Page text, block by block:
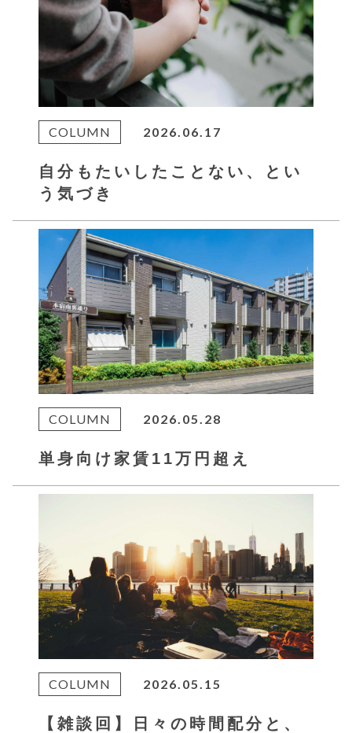
COLUMN 2026.06.17
自分もたいしたことない、とい
う気づき
COLUMN 2026.05.28
単身向け家賃11万円超え
COLUMN 2026.05.15
【雑談回】日々の時間配分と、